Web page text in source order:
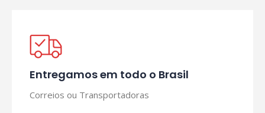
Entregamos em todo o Brasil
Correios ou Transportadoras